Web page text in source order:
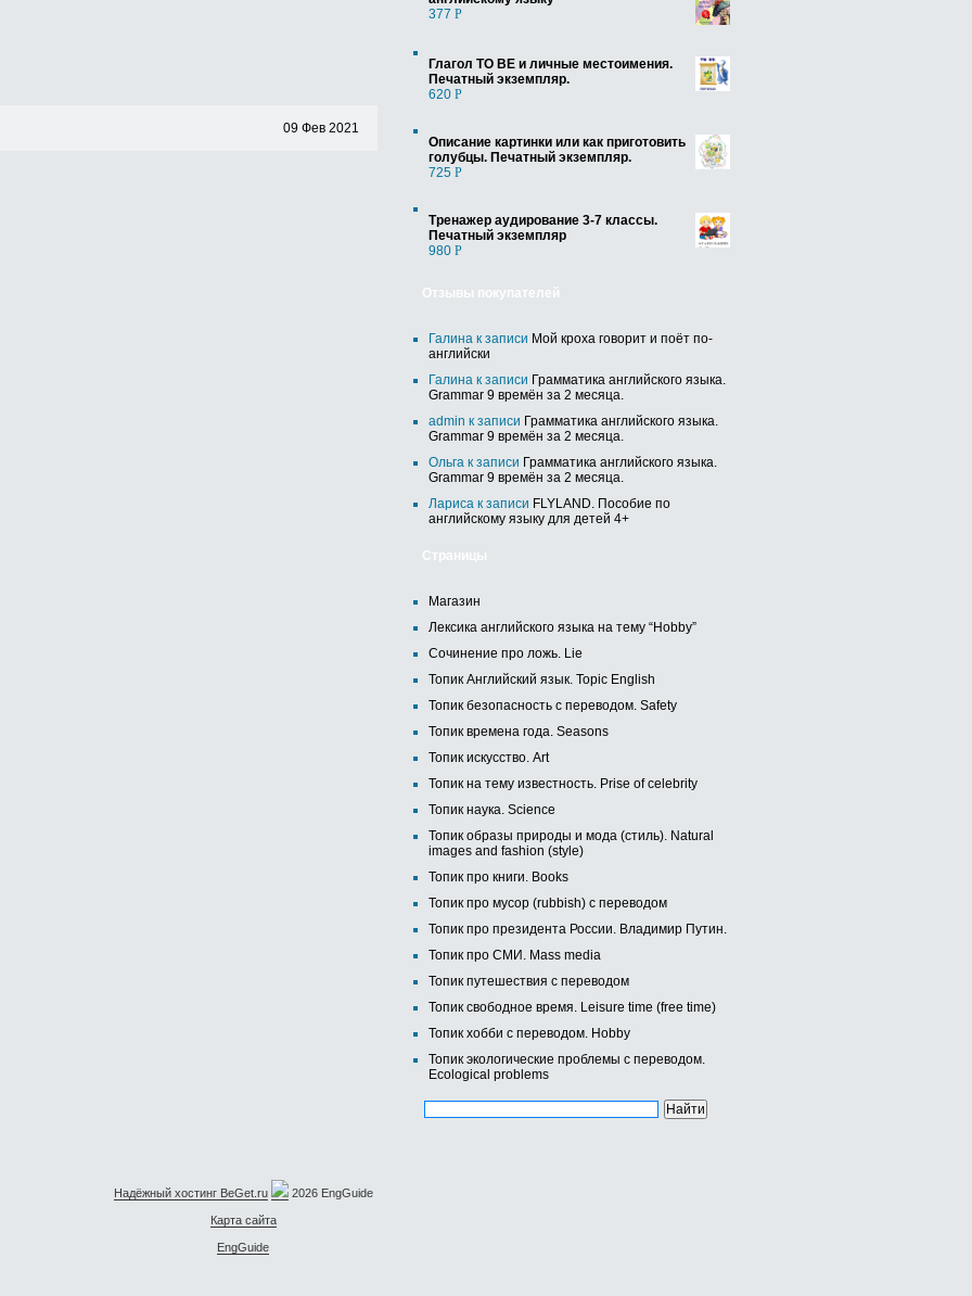
09 Фев 2021
377 Р
Глагол TO BE и личные местоимения.
Печатный экземпляр.
620 Р
Описание картинки или как приготовить
голубцы. Печатный экземпляр.
725 Р
Тренажер аудирование 3-7 классы.
Печатный экземпляр
980 Р
Отзывы покупателей
Галина к записи Мой кроха говорит и поёт по-
английски
Галина к записи Грамматика английского языка.
Grammar 9 времён за 2 месяца.
admin к записи Грамматика английского языка.
Grammar 9 времён за 2 месяца.
Ольга к записи Грамматика английского языка.
Grammar 9 времён за 2 месяца.
Лариса к записи FLYLAND. Пособие по
английскому языку для детей 4+
Страницы
Магазин
Лексика английского языка на тему “Hobby”
Сочинение про ложь. Lie
Топик Английский язык. Topic English
Топик безопасность с переводом. Safety
Топик времена года. Seasons
Топик искусство. Art
Топик на тему известность. Prise of celebrity
Топик наука. Science
Топик образы природы и мода (стиль). Natural
images and fashion (style)
Топик про книги. Books
Топик про мусор (rubbish) с переводом
Топик про президента России. Владимир Путин.
Топик про СМИ. Mass media
Топик путешествия с переводом
Топик свободное время. Leisure time (free time)
Топик хобби с переводом. Hobby
Топик экологические проблемы с переводом.
Ecological problems
Надёжный хостинг BeGet.ru 2026 EngGuide
Карта сайта
EngGuide